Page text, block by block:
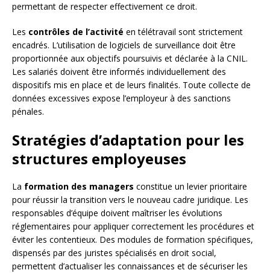
permettant de respecter effectivement ce droit.
Les contrôles de l’activité en télétravail sont strictement
encadrés. L’utilisation de logiciels de surveillance doit être
proportionnée aux objectifs poursuivis et déclarée à la CNIL.
Les salariés doivent être informés individuellement des
dispositifs mis en place et de leurs finalités. Toute collecte de
données excessives expose l’employeur à des sanctions
pénales.
Stratégies d’adaptation pour les
structures employeuses
La formation des managers constitue un levier prioritaire
pour réussir la transition vers le nouveau cadre juridique. Les
responsables d’équipe doivent maîtriser les évolutions
réglementaires pour appliquer correctement les procédures et
éviter les contentieux. Des modules de formation spécifiques,
dispensés par des juristes spécialisés en droit social,
permettent d’actualiser les connaissances et de sécuriser les